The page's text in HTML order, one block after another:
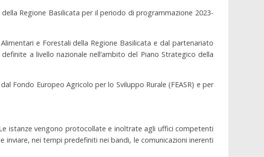
Regione Basilicata per il periodo di programmazione 2023-
e Forestali della Regione Basilicata e dal partenariato
a livello nazionale nell’ambito del Piano Strategico della
Fondo Europeo Agricolo per lo Sviluppo Rurale (FEASR) e per
istanze vengono protocollate e inoltrate agli uffici competenti
nei tempi predefiniti nei bandi, le comunicazioni inerenti